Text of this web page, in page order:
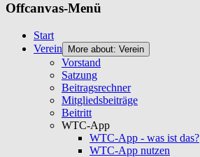
Offcanvas-Menü
Start
Verein
More about: Verein
Vorstand
Satzung
Beitragsrechner
Mitgliedsbeiträge
Beitritt
WTC-App
WTC-App - was ist das?
WTC-App nutzen